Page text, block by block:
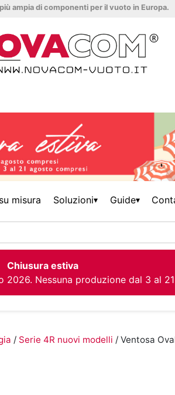
ampia di componenti per il vuoto in Europa.
misura Soluzioni▾ Guide▾
Chiusura estiva
2026. Nessuna produzione dal 3 al
/ Serie 4R nuovi modelli / Ventosa